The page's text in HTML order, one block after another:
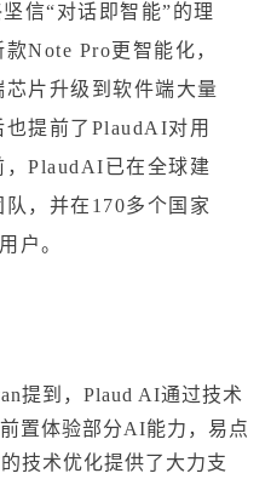
信“对话即智能”的理
Note Pro更智能化，
片升级到软件端大量
提前了PlaudAI对用
PlaudAI已在全球建
，并在170多个国家
户。
提到，Plaud AI通过技术
置体验部分AI能力，易点
技术优化提供了大力支